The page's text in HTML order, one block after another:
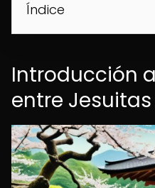
Índice
Introducción
entre